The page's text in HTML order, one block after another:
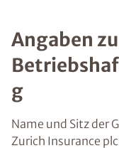
Angaben
g
Name und Sitz der
Zurich Insurance plc